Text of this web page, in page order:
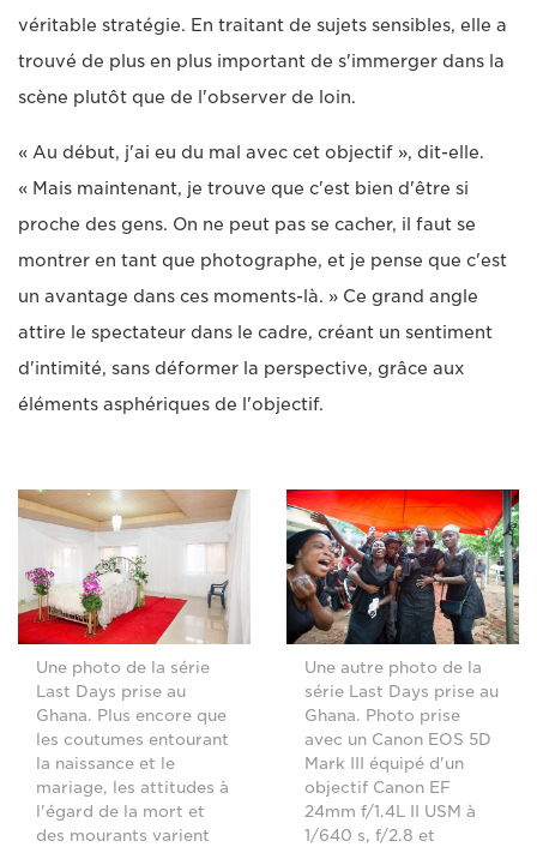
véritable stratégie. En traitant de sujets sensibles, elle a
trouvé de plus en plus important de s'immerger dans la
scène plutôt que de l'observer de loin.
« Au début, j'ai eu du mal avec cet objectif », dit-elle.
« Mais maintenant, je trouve que c'est bien d'être si
proche des gens. On ne peut pas se cacher, il faut se
montrer en tant que photographe, et je pense que c'est
un avantage dans ces moments-là. » Ce grand angle
attire le spectateur dans le cadre, créant un sentiment
d'intimité, sans déformer la perspective, grâce aux
éléments asphériques de l'objectif.
Une photo de la série
Last Days prise au
Ghana. Plus encore que
les coutumes entourant
la naissance et le
mariage, les attitudes à
l'égard de la mort et
des mourants varient
Une autre photo de la
série Last Days prise au
Ghana. Photo prise
avec un Canon EOS 5D
Mark III équipé d'un
objectif Canon EF
24mm f/1.4L II USM à
1/640 s, f/2.8 et